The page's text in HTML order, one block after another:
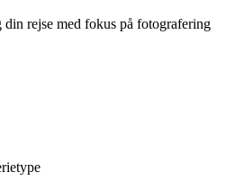
rejse med fokus på fotografering